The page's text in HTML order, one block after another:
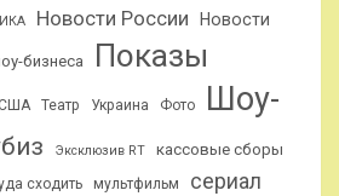
Новости России Новости
бизнеса Показы
Театр Украина Фото
Шоу-
Эксклюзив RT кассовые сборы
сходить мультфильм
сериал